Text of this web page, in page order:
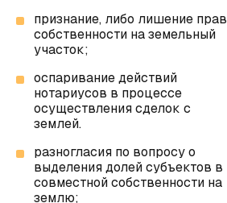
признание, либо лишение прав
собственности на земельный
участок;
оспаривание действий
нотариусов в процессе
осуществления сделок с
землей.
разногласия по вопросу о
выделения долей субъектов в
совместной собственности на
землю;